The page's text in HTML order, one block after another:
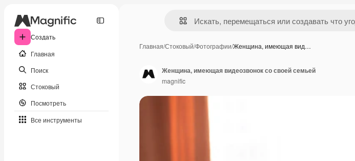
Создать
Главная
Поиск
Стоковый
Посмотреть
Все инструменты
Главная/Стоковый/Фотографии/Женщина, имеющая вид…
Женщина, имеющая видеозвонок со своей семьей
magnific